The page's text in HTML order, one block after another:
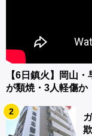
【6日鎮火】岡山
が類焼・3人軽傷か
2